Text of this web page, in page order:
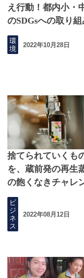
え行動！都内小・
のSDGsへの取り組
環
境
2022年10月28日
捨てられていくも
を、蔵前発の再生
の飽くなきチャレ
ビ
ジ
ネ
ス
2022年08月12日